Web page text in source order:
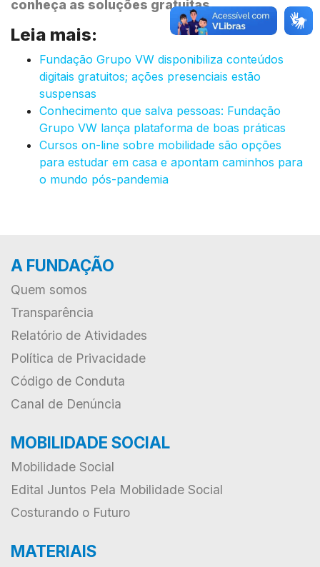
conheça as soluções gratuitas.
Leia mais:
Fundação Grupo VW disponibiliza conteúdos
digitais gratuitos; ações presenciais estão
suspensas
Conhecimento que salva pessoas: Fundação
Grupo VW lança plataforma de boas práticas
Cursos on-line sobre mobilidade são opções
para estudar em casa e apontam caminhos para
o mundo pós-pandemia
A FUNDAÇÃO
Quem somos
Transparência
Relatório de Atividades
Política de Privacidade
Código de Conduta
Canal de Denúncia
MOBILIDADE SOCIAL
Mobilidade Social
Edital Juntos Pela Mobilidade Social
Costurando o Futuro
MATERIAIS